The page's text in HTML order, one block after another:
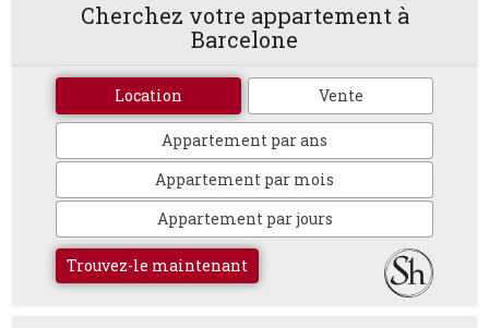
Cherchez votre appartement à
Barcelone
Location Vente
Appartement par ans
Appartement par mois
Appartement par jours
Trouvez-le maintenant